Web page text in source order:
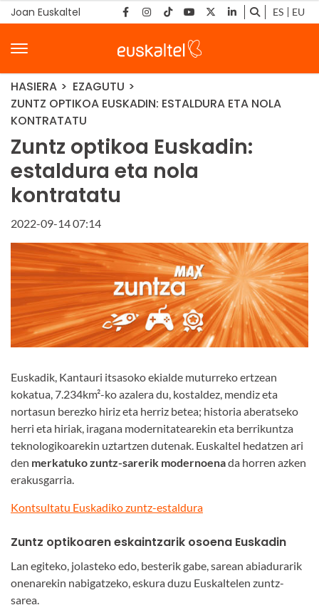
Joan Euskaltel ES EU
HASIERA
EZAGUTU
ZUNTZ OPTIKOA EUSKADIN: ESTALDURA ETA NOLA
KONTRATATU
Zuntz optikoa Euskadin:
estaldura eta nola
kontratatu
2022-09-14 07:14
Euskadik, Kantauri itsasoko ekialde muturreko ertzean
kokatua, 7.234km²-ko azalera du, kostaldez, mendiz eta
nortasun berezko hiriz eta herriz betea; historia aberatseko
herri eta hiriak, iragana modernitatearekin eta berrikuntza
teknologikoarekin uztartzen dutenak. Euskaltel hedatzen ari
den merkatuko zuntz-sarerik modernoenada horren azken
erakusgarria.
Kontsultatu Euskadiko zuntz-estaldura
Zuntz optikoaren eskaintzarik osoena Euskadin
Lan egiteko, jolasteko edo, besterik gabe, sarean abiadurarik
onenarekin nabigatzeko, eskura duzu Euskaltelen zuntz-
sarea.